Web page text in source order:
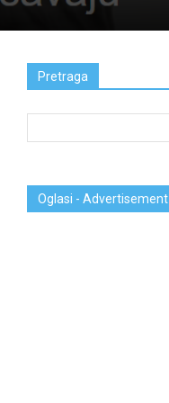
Pretraga
Oglasi - Advertisement